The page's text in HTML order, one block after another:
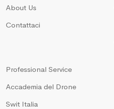
About Us
Contattaci
Professional Service
Accademia del Drone
Swit Italia